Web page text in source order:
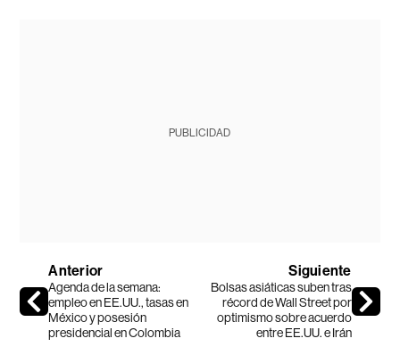
PUBLICIDAD
Anterior
Agenda de la semana:
empleo en EE.UU., tasas en
México y posesión
presidencial en Colombia
Siguiente
Bolsas asiáticas suben tras
récord de Wall Street por
optimismo sobre acuerdo
entre EE.UU. e Irán